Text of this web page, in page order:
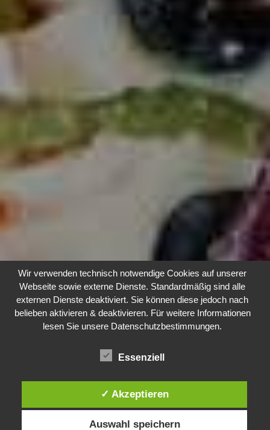
Wir verwenden technisch notwendige Cookies auf unserer
Webseite sowie externe Dienste. Standardmäßig sind alle
externen Dienste deaktiviert. Sie können diese jedoch nach
belieben aktivieren & deaktivieren. Für weitere Informationen
lesen Sie unsere Datenschutzbestimmungen.
Essenziell
✓ Akzeptieren
Auswahl speichern